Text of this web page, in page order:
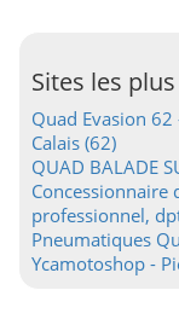
Sites les
Quad Evasion
Calais (62)
QUAD BALADE
Concessionnaire
professionnel,
Pneumatiques
Ycamotoshop -